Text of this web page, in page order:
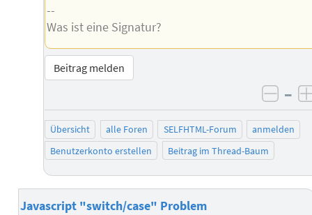
--
Was ist eine Signatur?
Beitrag melden
–
Übersicht alle Foren SELFHTML-Forum
anmelden
Benutzerkonto erstellen
Beitrag im Thread-Baum
Javascript "switch/case" Problem